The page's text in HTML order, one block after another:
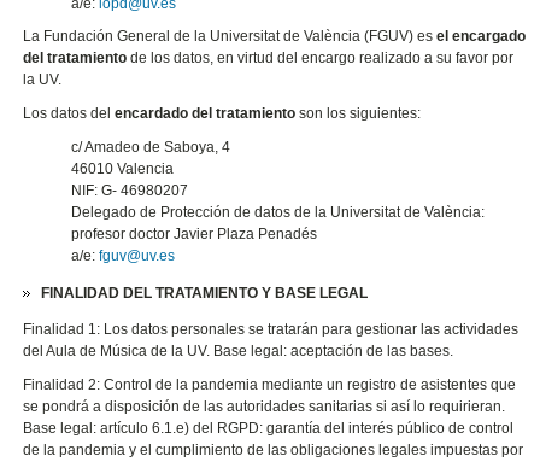
La Fundación General de la Universitat de València (FGUV) esel encargado
del tratamiento de los datos, en virtud del encargo realizado a su favor por
la UV.
Los datos delencardado del tratamiento son los siguientes:
c/ Amadeo de Saboya, 4
46010 Valencia
NIF: G- 46980207
Delegado de Protección de datos de la Universitat de València:
profesor doctor Javier Plaza Penadés
a/e:fguv@uv.es
FINALIDAD DEL TRATAMIENTO Y BASE LEGAL
Finalidad 1: Los datos personales se tratarán para gestionar las actividades
del Aula de Música de la UV. Base legal: aceptación de las bases.
Finalidad 2: Control de la pandemia mediante un registro de asistentes que
se pondrá a disposición de las autoridades sanitarias si así lo requirieran.
Base legal: artículo 6.1.e) del RGPD: garantía del interés público de control
de la pandemia y el cumplimiento de las obligaciones legales impuestas por